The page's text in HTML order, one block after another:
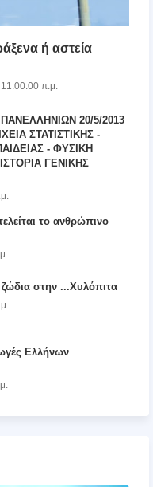
ή αστεία
π.μ.
20/5/2013
ΣΤΑΤΙΣΤΙΚΗΣ -
- ΦΥΣΙΚΗ
ΓΕΝΙΚΗΣ
το ανθρώπινο
στην ...Χυλόπιτα
Ελλήνων